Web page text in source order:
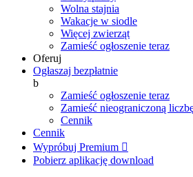
Wolna stajnia
Wakacje w siodle
Więcej zwierząt
Zamieść ogłoszenie teraz
Oferuj
Ogłaszaj bezpłatnie
b
Zamieść ogłoszenie teraz
Zamieść nieograniczoną
Cennik
Cennik
Wypróbuj Premium 
Pobierz aplikację download